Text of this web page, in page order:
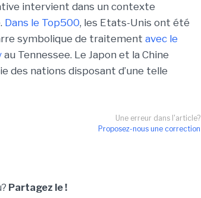
intervient dans un contexte
Dans le Top500, les Etats-Unis ont été
symbolique de traitement avec le
au Tennessee. Le Japon et la Chine
nations disposant d’une telle
Une erreur dans l'article?
Proposez-nous une correction
Partagez le !